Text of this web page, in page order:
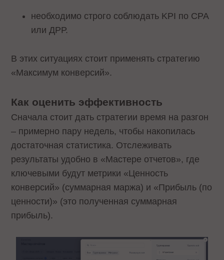
необходимо строго соблюдать KPI по CPA
или ДРР.
В этих ситуациях стоит применять стратегию
«Максимум конверсий».
Как оценить эффективность
Сначала стоит дать стратегии время на разгон
– примерно пару недель, чтобы накопилась
достаточная статистика. Отслеживать
результаты удобно в «Мастере отчетов», где
ключевыми будут метрики «Ценность
конверсий» (суммарная маржа) и «Прибыль (по
ценности)» (это полученная суммарная
прибыль).